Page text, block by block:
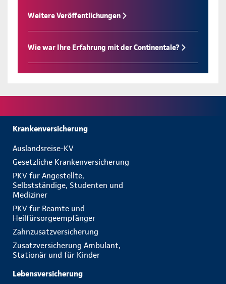
Weitere Veröffentlichungen
Wie war Ihre Erfahrung mit der Continentale?
Krankenversicherung
Auslandsreise-KV
Gesetzliche Krankenversicherung
PKV für Angestellte,
Selbstständige, Studenten und
Mediziner
PKV für Beamte und
Heilfürsorgeempfänger
Zahnzusatzversicherung
Zusatzversicherung Ambulant,
Stationär und für Kinder
Lebensversicherung